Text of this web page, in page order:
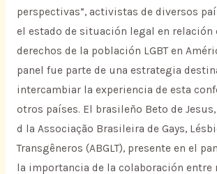
perspectivas”, activistas de diversos
el estado de situación legal en relación
derechos de la población LGBT en
panel fue parte de una estrategia
intercambiar la experiencia de esta
otros países. El brasileño Beto de
d la Associação Brasileira de Gays,
Transgêneros (ABGLT), presente en el
la importancia de la colaboración entre